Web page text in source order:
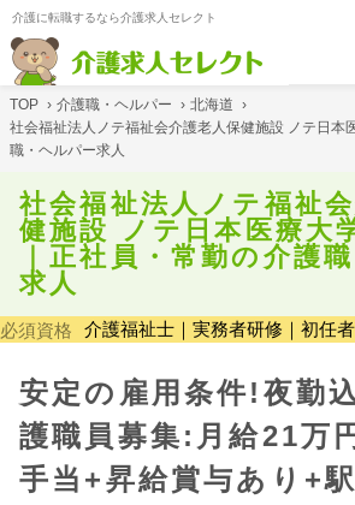
介護に転職するなら介護求人セレクト
TOP › 介護職・ヘルパー › 北海道 ›
社会福祉法人ノテ福祉会介護老人保健施設 ノテ日本
職・ヘルパー求人
社会福祉法人ノテ福祉
健施設 ノテ日本医療大
｜正社員・常勤の介護
求人
必須資格 介護福祉士｜実務者研修｜初任
安定の雇用条件!夜勤
護職員募集:月給21万
手当+昇給賞与あり+